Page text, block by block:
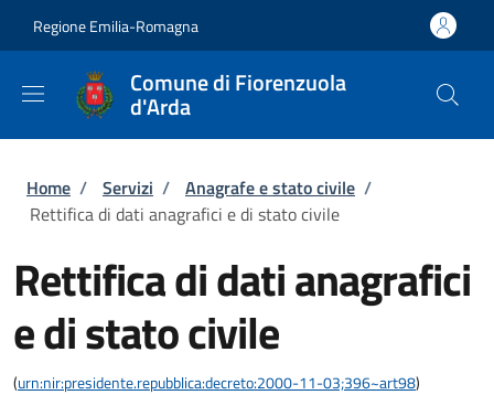
Regione Emilia-Romagna
Comune di Fiorenzuola
d'Arda
Briciole di pane
Home / Servizi / Anagrafe e stato civile /
Rettifica di dati anagrafici e di stato civile
Rettifica di dati anagrafici
e di stato civile
(urn:nir:presidente.repubblica:decreto:2000-11-03;396~art98)